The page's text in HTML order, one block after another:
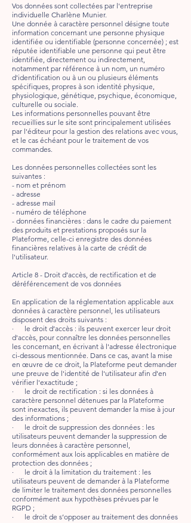
Vos données sont collectées par l'entreprise
individuelle Charlène Munier.
Une donnée à caractère personnel désigne toute
information concernant une personne physique
identifiée ou identifiable (personne concernée) ; est
réputée identifiable une personne qui peut être
identifiée, directement ou indirectement,
notamment par référence à un nom, un numéro
d'identification ou à un ou plusieurs éléments
spécifiques, propres à son identité physique,
physiologique, génétique, psychique, économique,
culturelle ou sociale.
Les informations personnelles pouvant être
recueillies sur le site sont principalement utilisées
par l'éditeur pour la gestion des relations avec vous,
et le cas échéant pour le traitement de vos
commandes.
Les données personnelles collectées sont les
suivantes :
- nom et prénom
- adresse
- adresse mail
- numéro de téléphone
- données financières : dans le cadre du paiement
des produits et prestations proposés sur la
Plateforme, celle-ci enregistre des données
financières relatives à la carte de crédit de
l'utilisateur.
Article 8 - Droit d’accès, de rectification et de
déréférencement de vos données
En application de la réglementation applicable aux
données à caractère personnel, les utilisateurs
disposent des droits suivants :
· le droit d’accès : ils peuvent exercer leur droit
d'accès, pour connaître les données personnelles
les concernant, en écrivant à l'adresse électronique
ci-dessous mentionnée. Dans ce cas, avant la mise
en œuvre de ce droit, la Plateforme peut demander
une preuve de l'identité de l'utilisateur afin d'en
vérifier l'exactitude ;
· le droit de rectification : si les données à
caractère personnel détenues par la Plateforme
sont inexactes, ils peuvent demander la mise à jour
des informations ;
· le droit de suppression des données : les
utilisateurs peuvent demander la suppression de
leurs données à caractère personnel,
conformément aux lois applicables en matière de
protection des données ;
· le droit à la limitation du traitement : les
utilisateurs peuvent de demander à la Plateforme
de limiter le traitement des données personnelles
conformément aux hypothèses prévues par le
RGPD ;
· le droit de s’opposer au traitement des données